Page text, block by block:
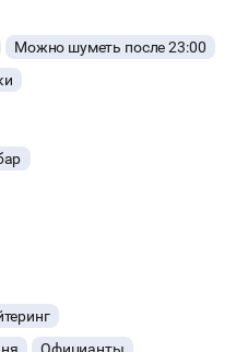
Можно шуметь после 23:00